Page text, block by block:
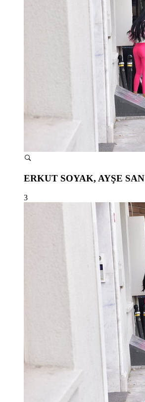
ERKUT SOYAK, AYŞE SAN
3